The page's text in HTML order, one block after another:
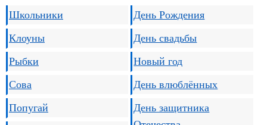
Школьники
Клоуны
Рыбки
Сова
Попугай
День Рождения
День свадьбы
Новый год
День влюблённых
День защитника